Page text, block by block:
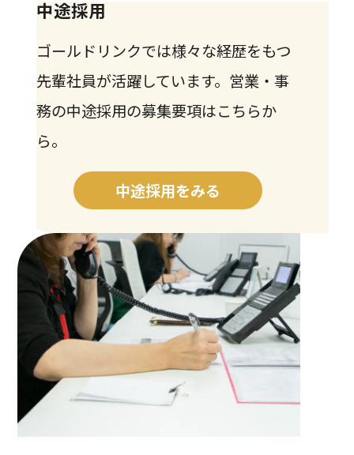
中途採用
ゴールドリンクでは様々な経歴をもつ
先輩社員が活躍しています。営業・事
務の中途採用の募集要項はこちらか
ら。
中途採用をみる